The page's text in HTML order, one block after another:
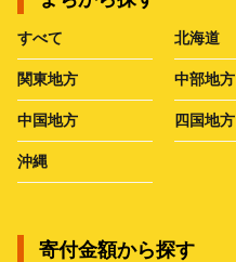
すべて 北海道
関東地方 中部地方
中国地方 四国地方
沖縄
寄付金額から探す